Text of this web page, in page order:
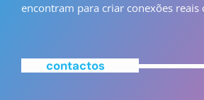
encontram para criar conexões reais
contactos